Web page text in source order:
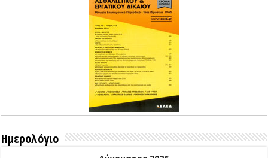
Ημερολόγιο